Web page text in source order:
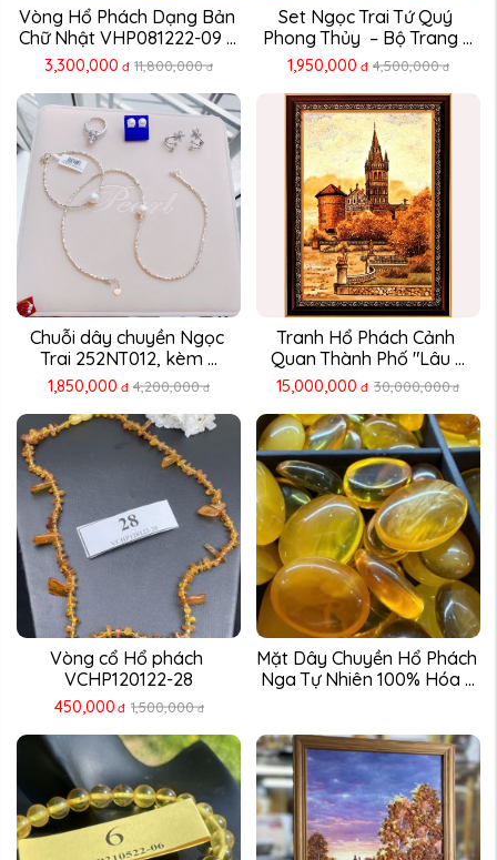
Vòng Hổ Phách Dạng Bản
Chữ Nhật VHP081222-09 –
...
3,300,000 đ 11,800,000 đ
Set Ngọc Trai Tứ Quý
Phong Thủy  – Bộ Trang ...
1,950,000 đ 4,500,000 đ
Chuỗi dây chuyền Ngọc
Trai 252NT012, kèm ...
1,850,000 đ 4,200,000 đ
Tranh Hổ Phách Cảnh
Quan Thành Phố "Lâu ...
15,000,000 đ 30,000,000 đ
Vòng cổ Hổ phách
VCHP120122-28
450,000 đ 1,500,000 đ
Mặt Dây Chuyền Hổ Phách
Nga Tự Nhiên 100% Hóa ...